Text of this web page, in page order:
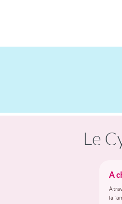
Le
A
À
la